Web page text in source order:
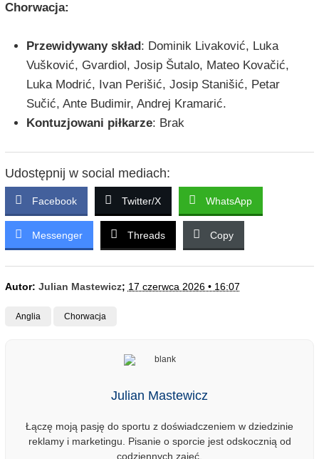
Chorwacja:
Przewidywany skład : Dominik Livaković, Luka
Vušković, Gvardiol, Josip Šutalo, Mateo Kovačić,
Luka Modrić, Ivan Perišić, Josip Stanišić, Petar
Sučić, Ante Budimir, Andrej Kramarić.
Kontuzjowani piłkarze: Brak
Udostępnij w social mediach:
Facebook Twitter/X WhatsApp
Messenger Threads Copy
Autor: Julian Mastewicz; 17 czerwca 2026 • 16:07
Anglia Chorwacja
Julian Mastewicz
Łączę moją pasję do sportu z doświadczeniem w dziedzinie
reklamy i marketingu. Pisanie o sporcie jest odskocznią od
codziennych zajęć.